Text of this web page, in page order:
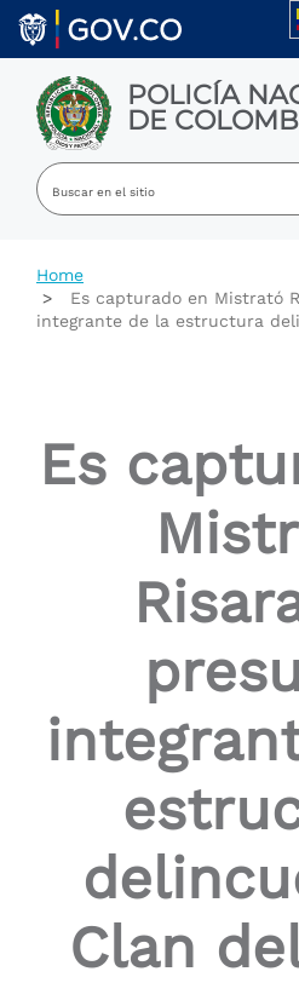
Skip to main content
POLICÍA
DE
Home
Es capturado en Mistrató
integrante de la estructura
Es
Clan